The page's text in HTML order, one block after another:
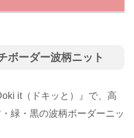
ボーダー波柄ニット
it（ドキッと）』で、高
緑・黒の波柄ボーダーニッ